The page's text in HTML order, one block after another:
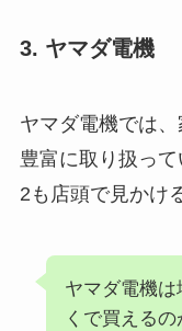
3. ヤマダ電機
ヤマダ電機では
豊富に取り扱っ
2も店頭で見かけ
ヤマダ電機
くで買えるの